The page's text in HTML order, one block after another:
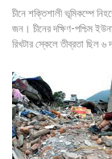
চীনে শক্তিশালী ভূমিকম্পে
জন। চীনের দক্ষিণ-পশ্চিম
রিখটার স্কেলে তীব্রতা ছিল